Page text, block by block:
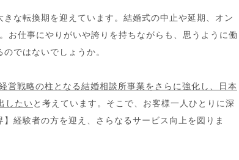
な転換期を迎えています。結婚式の中止や延期、オン
お仕事にやりがいや誇りを持ちながらも、思うように働
ではないでしょうか。
営戦略の柱となる結婚相談所事業をさらに強化し、日本
したい と考えています。そこで、お客様一人ひとりに深
経験者の方を迎え、さらなるサービス向上を図りま